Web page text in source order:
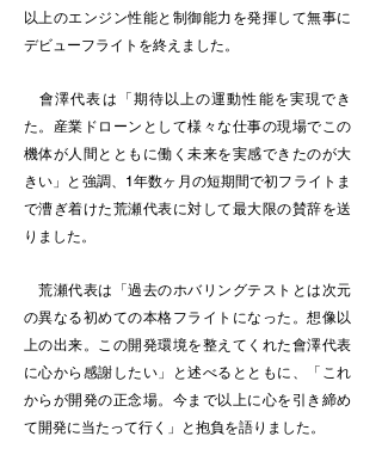
以上のエンジン性能と制御能力を発揮して無事に
デビューフライトを終えました。
會澤代表は「期待以上の運動性能を実現でき
た。産業ドローンとして様々な仕事の現場でこの
機体が人間とともに働く未来を実感できたのが大
きい」と強調、1年数ヶ月の短期間で初フライトま
で漕ぎ着けた荒瀬代表に対して最大限の賛辞を送
りました。
荒瀬代表は「過去のホバリングテストとは次元
の異なる初めての本格フライトになった。想像以
上の出来。この開発環境を整えてくれた會澤代表
に心から感謝したい」と述べるとともに、「これ
からが開発の正念場。今まで以上に心を引き締め
て開発に当たって行く」と抱負を語りました。